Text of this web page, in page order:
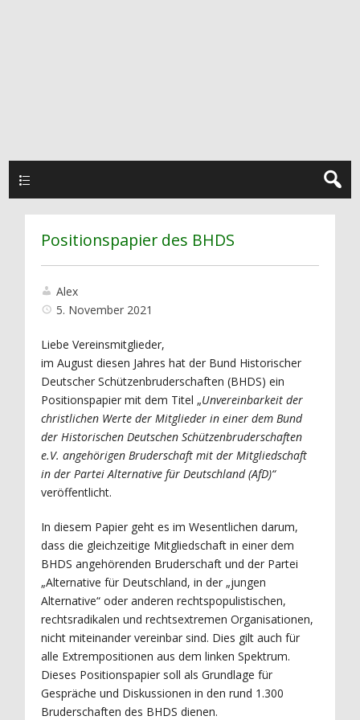
Positionspapier des BHDS
Alex
5. November 2021
Liebe Vereinsmitglieder,
im August diesen Jahres hat der Bund Historischer
Deutscher Schützenbruderschaften (BHDS) ein
Positionspapier mit dem Titel „Unvereinbarkeit der
christlichen Werte der Mitglieder in einer dem Bund
der Historischen Deutschen Schützenbruderschaften
e.V. angehörigen Bruderschaft mit der Mitgliedschaft
in der Partei Alternative für Deutschland (AfD)“
veröffentlicht.
In diesem Papier geht es im Wesentlichen darum,
dass die gleichzeitige Mitgliedschaft in einer dem
BHDS angehörenden Bruderschaft und der Partei
„Alternative für Deutschland, in der „jungen
Alternative“ oder anderen rechtspopulistischen,
rechtsradikalen und rechtsextremen Organisationen,
nicht miteinander vereinbar sind. Dies gilt auch für
alle Extrempositionen aus dem linken Spektrum.
Dieses Positionspapier soll als Grundlage für
Gespräche und Diskussionen in den rund 1.300
Bruderschaften des BHDS dienen.